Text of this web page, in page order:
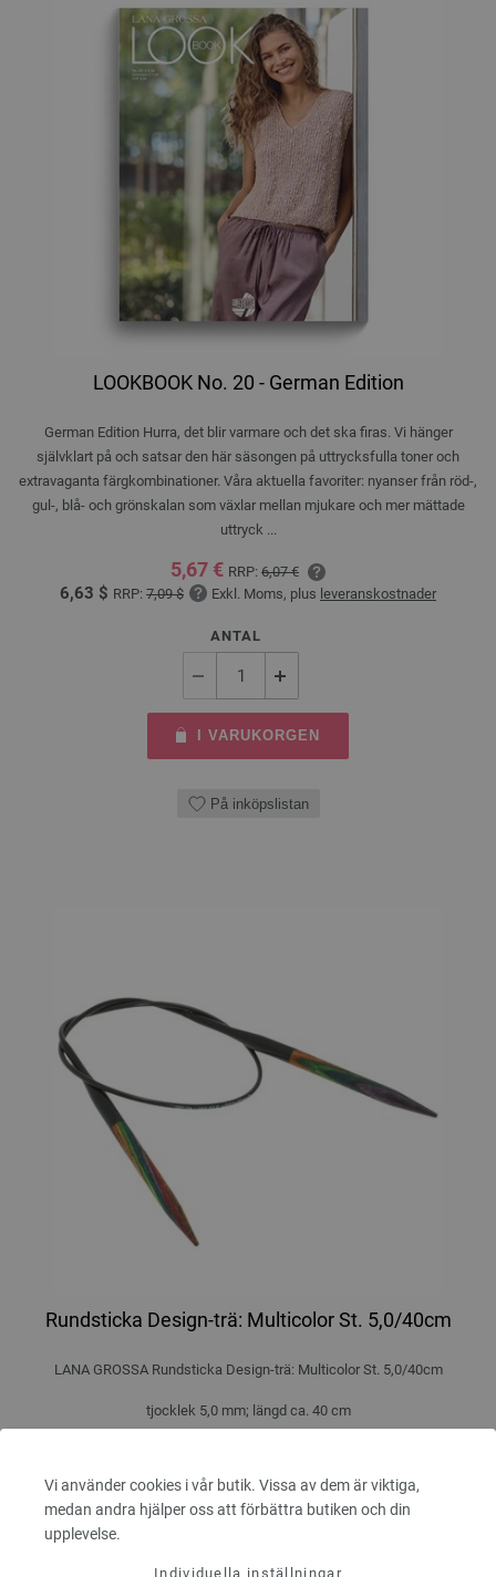
Vi använder cookies i vår butik. Vissa av dem är viktiga,
medan andra hjälper oss att förbättra butiken och din
upplevelse.
Individuella inställningar
LOOKBOOK No. 20 - German Edition
German Edition Hurra, det blir varmare och det ska firas. Vi hänger
självklart på och satsar den här säsongen på uttrycksfulla toner och
extravaganta färgkombinationer. Våra aktuella favoriter: nyanser från röd-,
gul-, blå- och grönskalan som växlar mellan mjukare och mer mättade
uttryck ...
5,67 € RRP: 6,07 €
6,63 $ RRP: 7,09 $ Exkl. Moms, plus leveranskostnader
ANTAL
I VARUKORGEN
På inköpslistan
Rundsticka Design-trä: Multicolor St. 5,0/40cm
LANA GROSSA Rundsticka Design-trä: Multicolor St. 5,0/40cm
tjocklek 5,0 mm; längd ca. 40 cm
9,32 $ Exkl. Moms, plus leveranskostnader
ANTAL